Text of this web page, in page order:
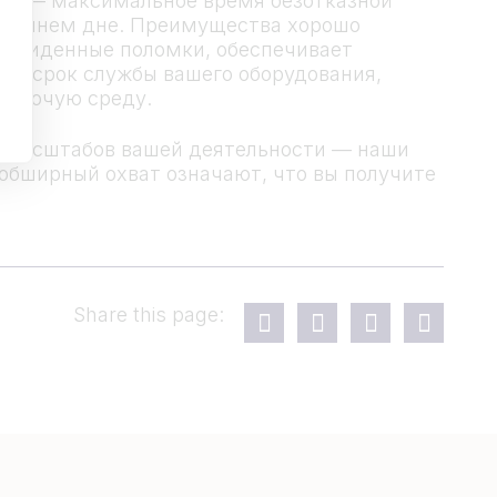
дне. Преимущества хорошо
поломки, обеспечивает
срок службы вашего оборудования,
среду.
масштабов вашей деятельности — наши
охват означают, что вы получите
Share this page: